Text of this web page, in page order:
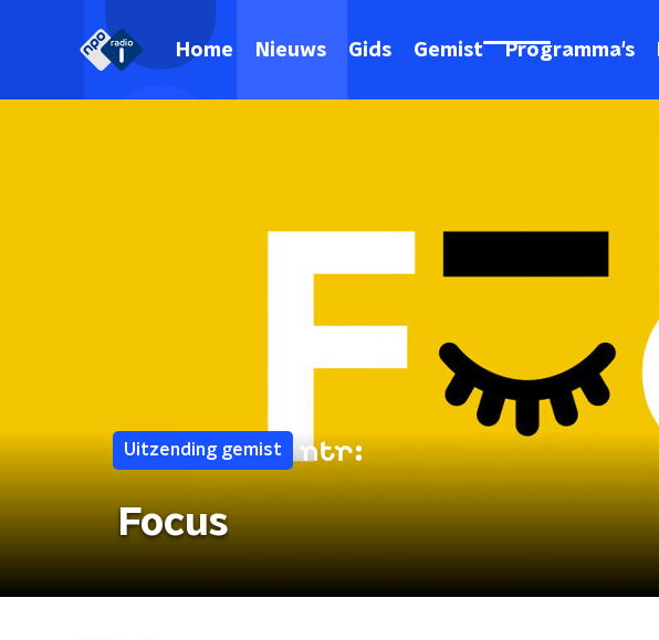
Home Nieuws Gids Gemist Programma's
Uitzending gemist
Focus